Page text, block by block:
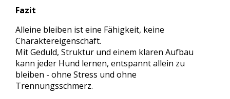
Fazit
Alleine bleiben ist eine Fähigkeit, keine
Charaktereigenschaft.
Mit Geduld, Struktur und einem klaren Aufbau
kann jeder Hund lernen, entspannt allein zu
bleiben - ohne Stress und ohne
Trennungsschmerz.